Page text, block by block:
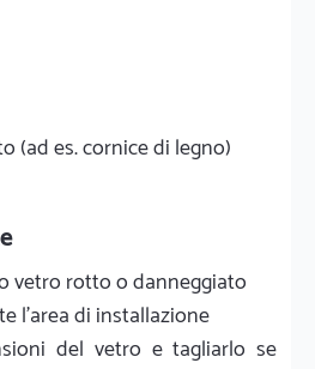
(ad es. cornice di legno)
vetro rotto o danneggiato
l'area di installazione
del vetro e tagliarlo se